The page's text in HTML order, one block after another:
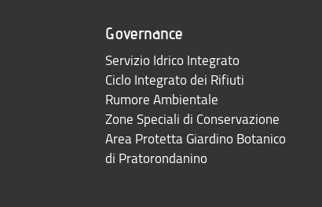
Governance
Servizio Idrico Integrato
Ciclo Integrato dei Rifiuti
Rumore Ambientale
Zone Speciali di Conservazione
Area Protetta Giardino Botanico
di Pratorondanino